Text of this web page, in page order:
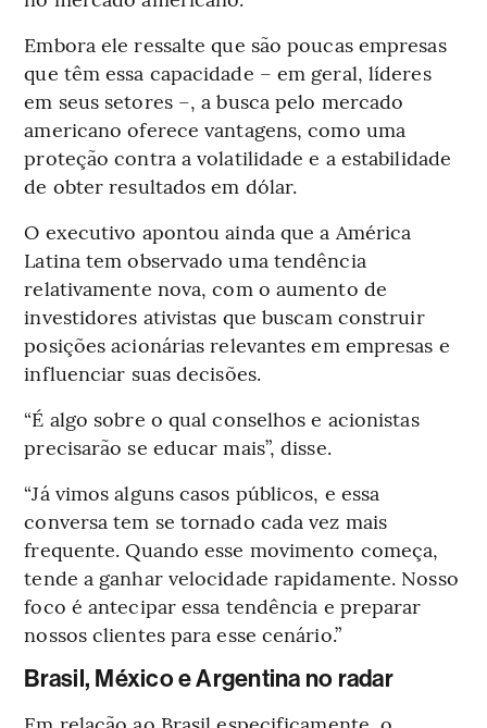
Embora ele ressalte que são poucas empresas
que têm essa capacidade – em geral, líderes
em seus setores –, a busca pelo mercado
americano oferece vantagens, como uma
proteção contra a volatilidade e a estabilidade
de obter resultados em dólar.
O executivo apontou ainda que a América
Latina tem observado uma tendência
relativamente nova, com o aumento de
investidores ativistas que buscam construir
posições acionárias relevantes em empresas e
influenciar suas decisões.
“É algo sobre o qual conselhos e acionistas
precisarão se educar mais”, disse.
“Já vimos alguns casos públicos, e essa
conversa tem se tornado cada vez mais
frequente. Quando esse movimento começa,
tende a ganhar velocidade rapidamente. Nosso
foco é antecipar essa tendência e preparar
nossos clientes para esse cenário.”
Brasil, México e Argentina no radar